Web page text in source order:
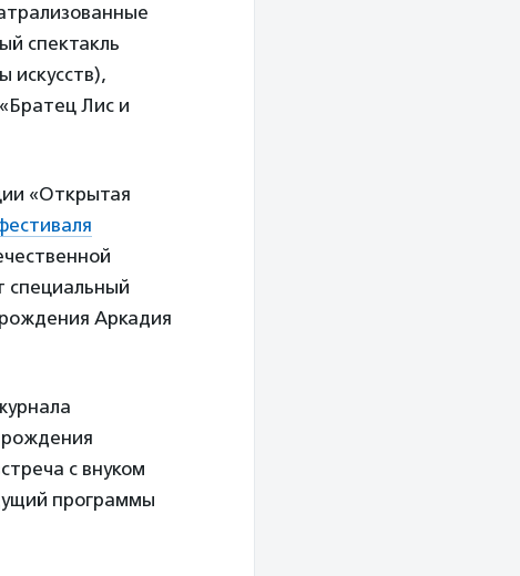
спектакль
искусств),
Лис и
«Открытая
специальный
Аркадия
рождения
с внуком
программы